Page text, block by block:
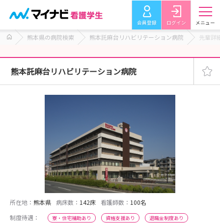
会員登録 ログイン メニュー
熊本県の病院検索 熊本託麻台リハビリテーション病院 先輩詳
熊本託麻台リハビリテーション病院
所在地： 熊本県 病床数： 142床 看護師数： 100名
制度待遇：
寮・住宅補助あり 資格支援あり
退職金制度あり